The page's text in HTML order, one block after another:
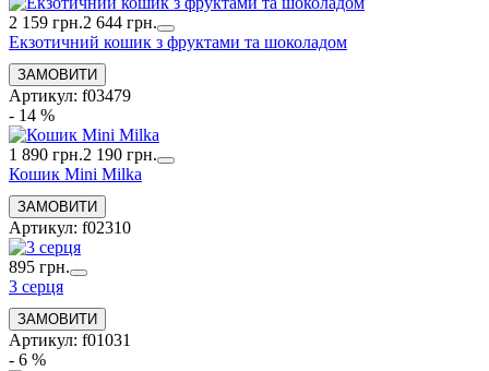
2 159 грн.2 644 грн.
Екзотичний кошик з фруктами та шоколадом
Артикул: f03479
- 14 %
1 890 грн.2 190 грн.
Кошик Mini Milka
Артикул: f02310
895 грн.
3 серця
Артикул: f01031
- 6 %